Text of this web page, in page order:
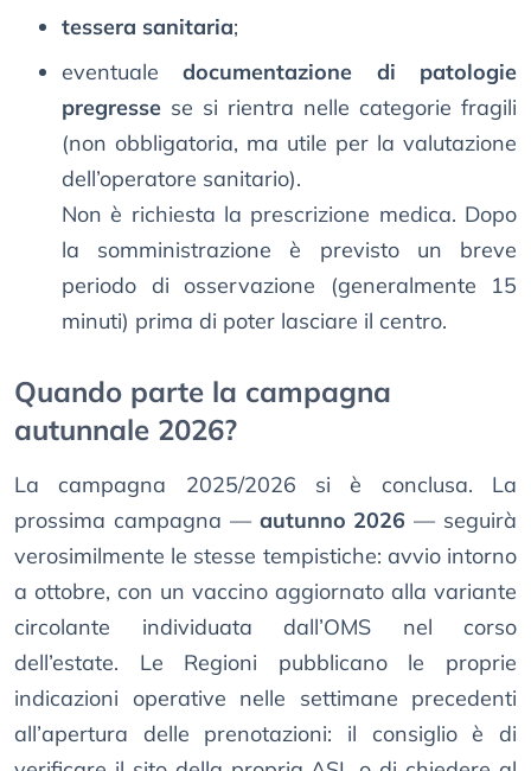
tessera sanitaria;
eventualedocumentazione di patologie
pregresse se si rientra nelle categorie fragili
(non obbligatoria, ma utile per la valutazione
dell’operatore sanitario).
Non è richiesta la prescrizione medica. Dopo
la somministrazione è previsto un breve
periodo di osservazione (generalmente 15
minuti) prima di poter lasciare il centro.
Quando parte la campagna
autunnale 2026?
La campagna 2025/2026 si è conclusa. La
prossima campagna — autunno 2026 — seguirà
verosimilmente le stesse tempistiche: avvio intorno
a ottobre, con un vaccino aggiornato alla variante
circolante individuata dall’OMS nel corso
dell’estate. Le Regioni pubblicano le proprie
indicazioni operative nelle settimane precedenti
all’apertura delle prenotazioni: il consiglio è di